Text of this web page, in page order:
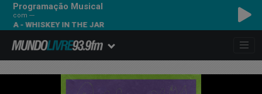
Programação Musical
com ---
- WHISKEY IN THE JAR